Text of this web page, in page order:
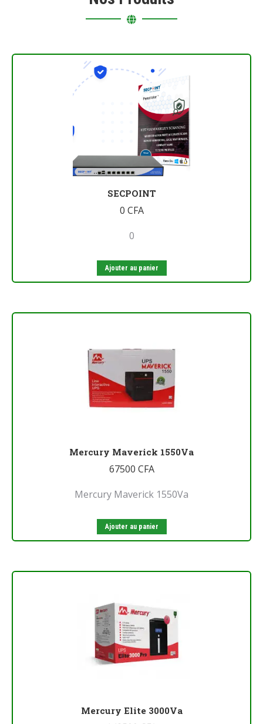
SECPOINT
0 CFA
0
Ajouter au panier
Mercury Maverick 1550Va
67500 CFA
Mercury Maverick 1550Va
Ajouter au panier
Mercury Elite 3000Va